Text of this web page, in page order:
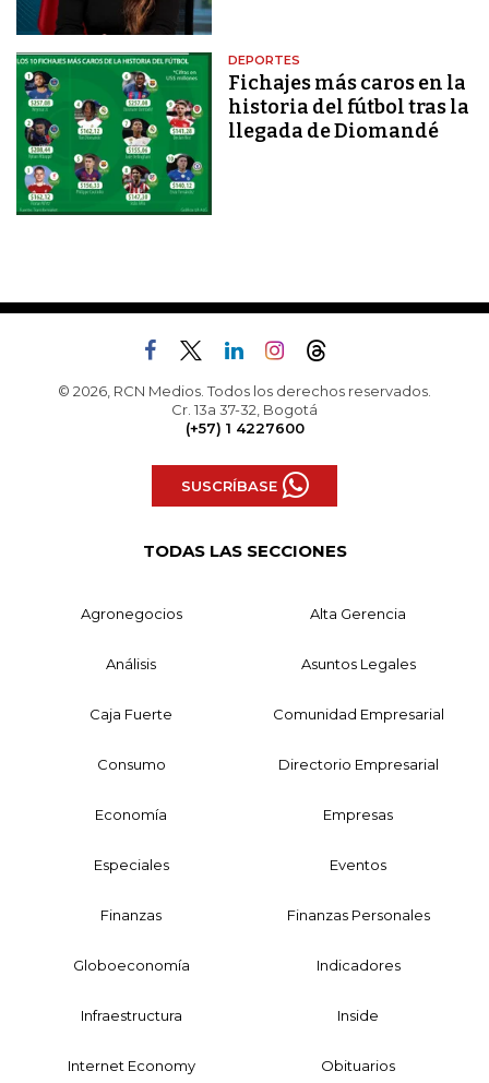
DEPORTES
Fichajes más caros en la
historia del fútbol tras la
llegada de Diomandé
© 2026, RCN Medios. Todos los derechos reservados.
Cr. 13a 37-32, Bogotá
(+57) 1 4227600
SUSCRÍBASE
TODAS LAS SECCIONES
Agronegocios Alta Gerencia
Análisis Asuntos Legales
Caja Fuerte Comunidad Empresarial
Consumo Directorio Empresarial
Economía Empresas
Especiales Eventos
Finanzas Finanzas Personales
Globoeconomía Indicadores
Infraestructura Inside
Internet Economy Obituarios